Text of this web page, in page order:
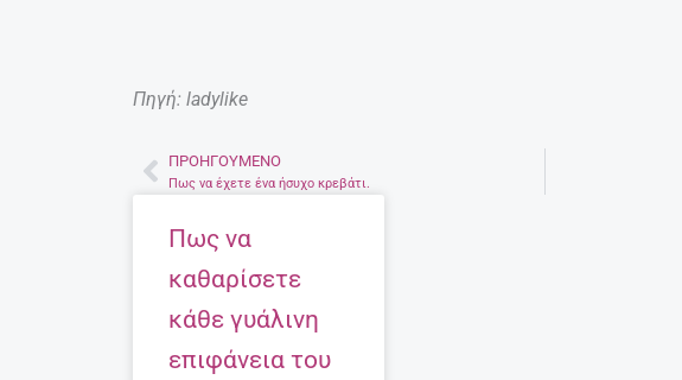
Πηγή: ladylike
Prev
ΠΡΟΗΓΟΎΜΕΝΟ
Πως να έχετε ένα ήσυχο κρεβάτι.
Πως να
καθαρίσετε
κάθε γυάλινη
επιφάνεια του